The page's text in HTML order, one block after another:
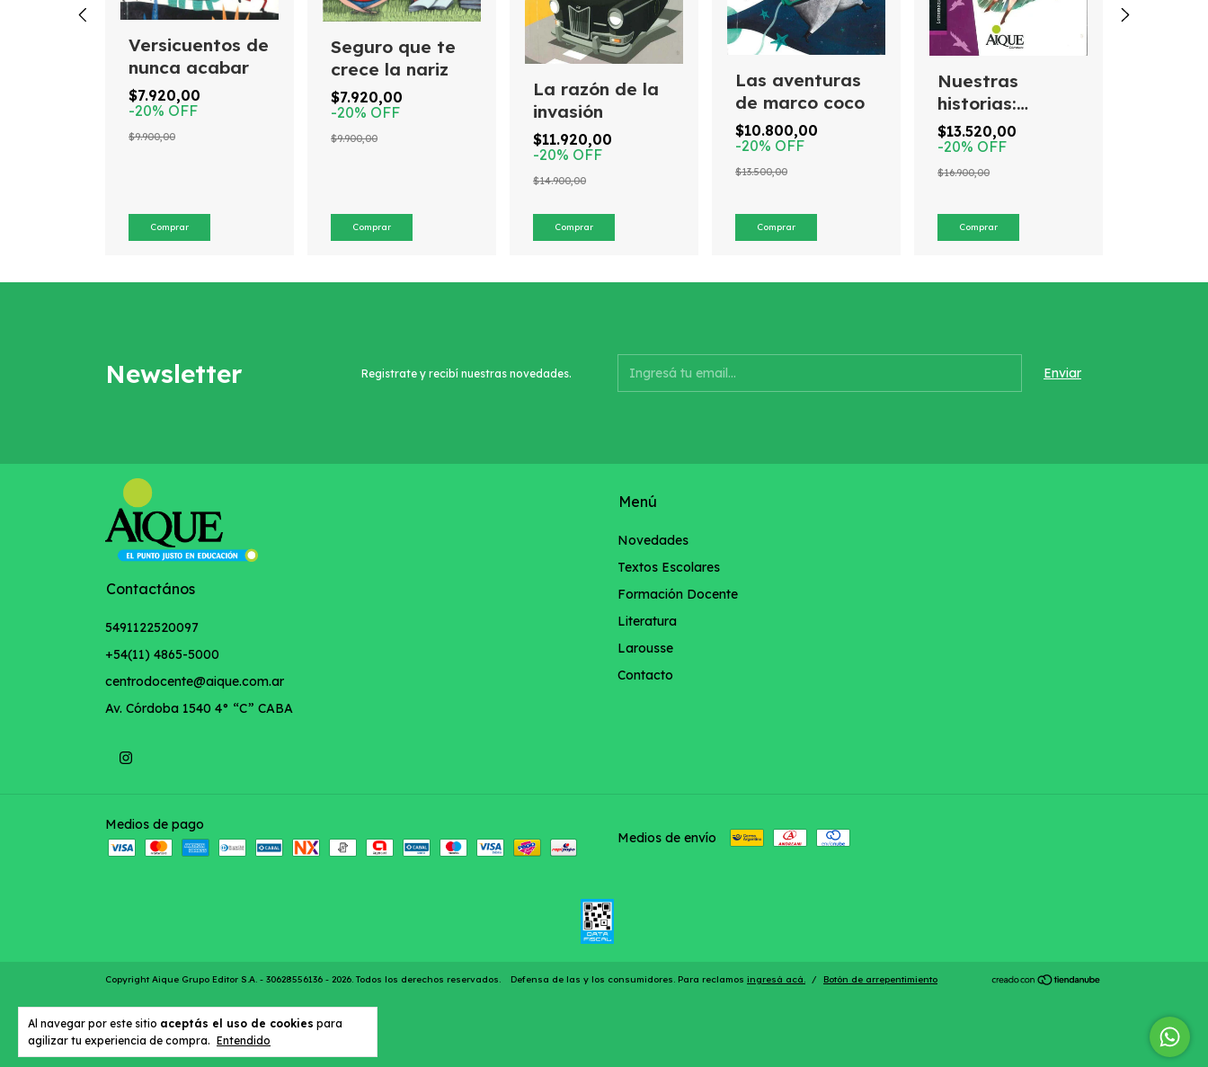
Al navegar por este sitio aceptás el uso de cookies para
agilizar tu experiencia de compra. Entendido
Versicuentos de
nunca acabar
$7.920,00
-20% OFF
$9.900,00
Seguro que te
crece la nariz
$7.920,00
-20% OFF
$9.900,00
La razón de la
invasión
$11.920,00
-20% OFF
$14.900,00
Las aventuras
de marco coco
$10.800,00
-20% OFF
$13.500,00
Nuestras
historias:
leyendas
populares
argentinas
$13.520,00
-20% OFF
$16.900,00
Newsletter Registrate y recibí nuestras novedades.
Contactános
5491122520097
+54(11) 4865-5000
centrodocente@aique.com.ar
Av. Córdoba 1540 4° “C” CABA
Menú
Novedades
Textos Escolares
Formación Docente
Literatura
Larousse
Contacto
Medios de pago
Medios de envío
Copyright Aique Grupo Editor S.A. - 30628556136 - 2026. Todos los derechos reservados. Defensa de las y los consumidores. Para reclamos ingresá acá. / Botón de arrepentimiento